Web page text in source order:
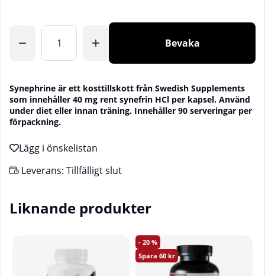
Bevaka
Synephrine är ett kosttillskott från Swedish Supplements
som innehåller 40 mg rent synefrin HCl per kapsel. Använd
under diet eller innan träning. Innehåller 90 serveringar per
förpackning.
Leverans: Tillfälligt slut
Liknande produkter
20
60